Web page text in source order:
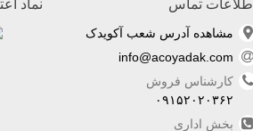
اطلاعات تماس
مشاهده آدرس شعب آکویدک
info@acoyadak.com
کارشناس فروش
۰۹۱۵۲۰۲۰۳۶۲
بخش اداری
نماد